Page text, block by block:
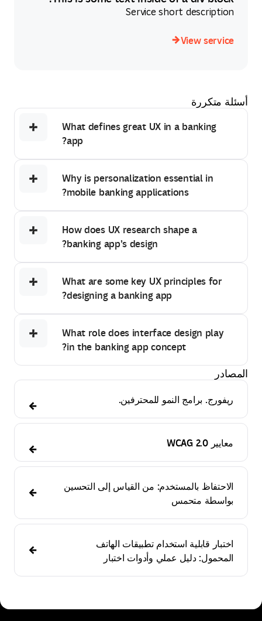
Service short description
View service
أسئلة متكررة
What defines great UX in a banking
app?
Why is personalization essential in
mobile banking applications?
How does UX research shape a
banking app’s design?
What are some key UX principles for
designing a banking app?
What role does interface design play
in the banking app concept?
المصادر
ريفورج. برامج النمو للمحترفين.
معايير WCAG 2.0
الاحتفاظ بالمستخدم: من القياس إلى التحسين
بواسطة متحمس
اختبار قابلية استخدام تطبيقات الهاتف
المحمول: دليل عملي وأدوات اختبار